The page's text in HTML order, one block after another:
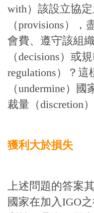
with）該設立協
（provisions）
會費、遵守該組
（decisions）或
regulations）？
（undermine）
裁量（discretion
獲利大於損失
上述問題的答案
國家在加入IGO